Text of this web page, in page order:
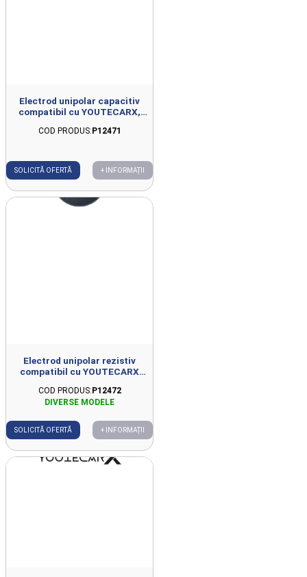
Electrod unipolar capacitiv
compatibil cu YOUTECARX,
COD PRODUS: P12471
SOLICITĂ OFERTĂ + INFORMAȚII
Electrod unipolar rezistiv
compatibil cu YOUTECARX
COD PRODUS: P12472
SOLICITĂ OFERTĂ + INFORMAȚII